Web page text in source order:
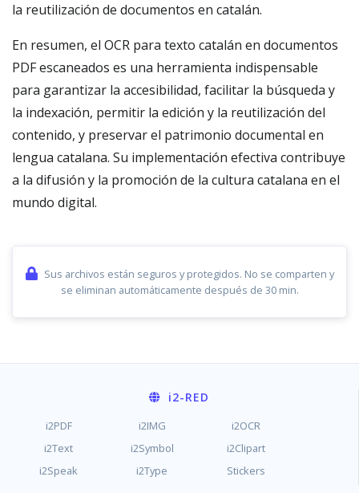
la reutilización de documentos en catalán.
En resumen, el OCR para texto catalán en documentos
PDF escaneados es una herramienta indispensable
para garantizar la accesibilidad, facilitar la búsqueda y
la indexación, permitir la edición y la reutilización del
contenido, y preservar el patrimonio documental en
lengua catalana. Su implementación efectiva contribuye
a la difusión y la promoción de la cultura catalana en el
mundo digital.
Sus archivos están seguros y protegidos. No se comparten y
se eliminan automáticamente después de 30 min.
i2-RED
i2PDF i2IMG
i2OCR
i2Text
i2Symbol
i2Clipart
i2Speak
i2Type Stickers